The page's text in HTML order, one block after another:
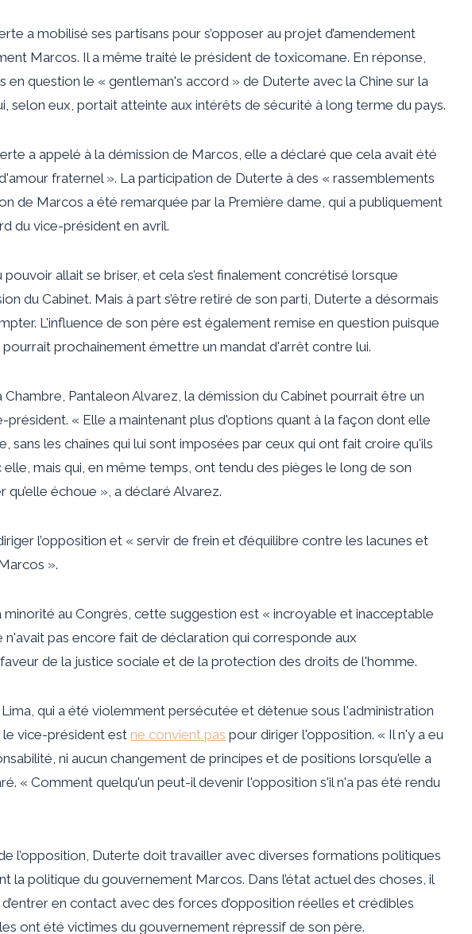
a mobilisé ses partisans pour s’opposer au projet d’amendement
Marcos. Il a même traité le président de toxicomane. En réponse,
en question le « gentleman's accord » de Duterte avec la Chine sur la
selon eux, portait atteinte aux intérêts de sécurité à long terme du pays.
a appelé à la démission de Marcos, elle a déclaré que cela avait été
fraternel ». La participation de Duterte à des « rassemblements
de Marcos a été remarquée par la Première dame, qui a publiquement
du vice-président en avril.
allait se briser, et cela s’est finalement concrétisé lorsque
du Cabinet. Mais à part s’être retiré de son parti, Duterte a désormais
L'influence de son père est également remise en question puisque
prochainement émettre un mandat d'arrêt contre lui.
Pantaleon Alvarez, la démission du Cabinet pourrait être un
président. « Elle a maintenant plus d'options quant à la façon dont elle
sans les chaînes qui lui sont imposées par ceux qui ont fait croire qu'ils
mais qui, en même temps, ont tendu des pièges le long de son
qu’elle échoue », a déclaré Alvarez.
l’opposition et « servir de frein et d’équilibre contre les lacunes et
».
au Congrès, cette suggestion est « incroyable et inacceptable
pas encore fait de déclaration qui corresponde aux
de la justice sociale et de la protection des droits de l'homme.
qui a été violemment persécutée et détenue sous l'administration
vice-président est ne convient pas pour diriger l'opposition. « Il n'y a eu
ni aucun changement de principes et de positions lorsqu'elle a
« Comment quelqu'un peut-il devenir l'opposition s'il n'a pas été rendu
l’opposition, Duterte doit travailler avec diverses formations politiques
la politique du gouvernement Marcos. Dans l’état actuel des choses, il
en contact avec des forces d’opposition réelles et crédibles
ont été victimes du gouvernement répressif de son père.